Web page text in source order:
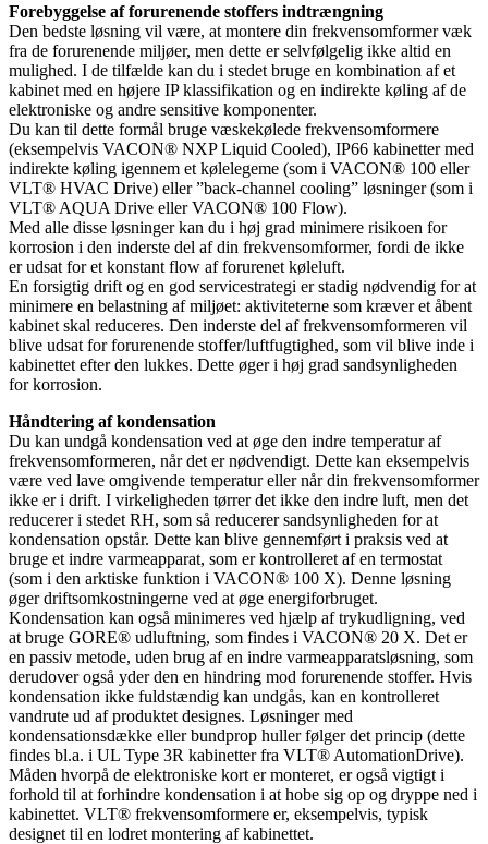
Forebyggelse af forurenende stoffers indtrængning
Den bedste løsning vil være, at montere din frekvensomformer væk
fra de forurenende miljøer, men dette er selvfølgelig ikke altid en
mulighed. I de tilfælde kan du i stedet bruge en kombination af et
kabinet med en højere IP klassifikation og en indirekte køling af de
elektroniske og andre sensitive komponenter.
Du kan til dette formål bruge væskekølede frekvensomformere
(eksempelvis VACON® NXP Liquid Cooled), IP66 kabinetter med
indirekte køling igennem et kølelegeme (som i VACON® 100 eller
VLT® HVAC Drive) eller ”back-channel cooling” løsninger (som i
VLT® AQUA Drive eller VACON® 100 Flow).
Med alle disse løsninger kan du i høj grad minimere risikoen for
korrosion i den inderste del af din frekvensomformer, fordi de ikke
er udsat for et konstant flow af forurenet køleluft.
En forsigtig drift og en god servicestrategi er stadig nødvendig for at
minimere en belastning af miljøet: aktiviteterne som kræver et åbent
kabinet skal reduceres. Den inderste del af frekvensomformeren vil
blive udsat for forurenende stoffer/luftfugtighed, som vil blive inde i
kabinettet efter den lukkes. Dette øger i høj grad sandsynligheden
for korrosion.
Håndtering af kondensation
Du kan undgå kondensation ved at øge den indre temperatur af
frekvensomformeren, når det er nødvendigt. Dette kan eksempelvis
være ved lave omgivende temperatur eller når din frekvensomformer
ikke er i drift. I virkeligheden tørrer det ikke den indre luft, men det
reducerer i stedet RH, som så reducerer sandsynligheden for at
kondensation opstår. Dette kan blive gennemført i praksis ved at
bruge et indre varmeapparat, som er kontrolleret af en termostat
(som i den arktiske funktion i VACON® 100 X). Denne løsning
øger driftsomkostningerne ved at øge energiforbruget.
Kondensation kan også minimeres ved hjælp af trykudligning, ved
at bruge GORE® udluftning, som findes i VACON® 20 X. Det er
en passiv metode, uden brug af en indre varmeapparatsløsning, som
derudover også yder den en hindring mod forurenende stoffer. Hvis
kondensation ikke fuldstændig kan undgås, kan en kontrolleret
vandrute ud af produktet designes. Løsninger med
kondensationsdække eller bundprop huller følger det princip (dette
findes bl.a. i UL Type 3R kabinetter fra VLT® AutomationDrive).
Måden hvorpå de elektroniske kort er monteret, er også vigtigt i
forhold til at forhindre kondensation i at hobe sig op og dryppe ned i
kabinettet. VLT® frekvensomformere er, eksempelvis, typisk
designet til en lodret montering af kabinettet.